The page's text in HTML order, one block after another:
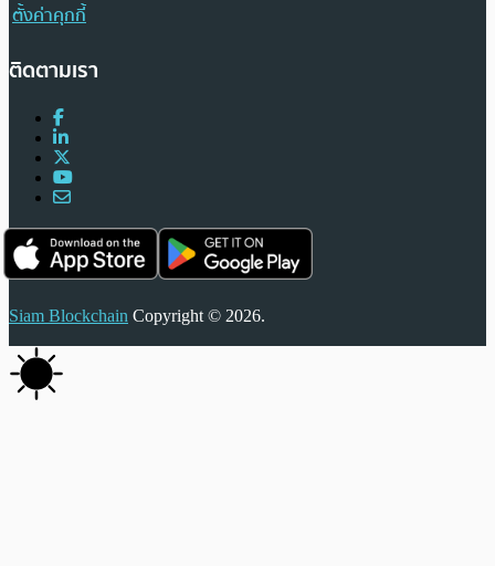
ตั้งค่าคุกกี้
ติดตามเรา
Siam Blockchain Copyright © 2026.